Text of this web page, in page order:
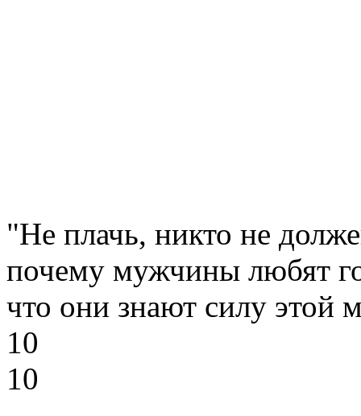
"Не плачь, никто не
почему мужчины любят
что они знают силу этой
10
10